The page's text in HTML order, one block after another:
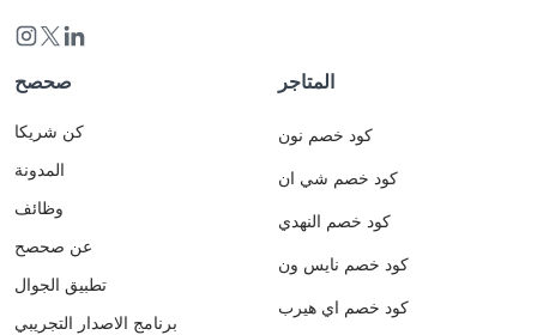
صحصح
كن شريكا
المدونة
وظائف
عن صحصح
تطبيق الجوال
برنامج الاصدار التجريبي
المتاجر
كود خصم نون
كود خصم شي ان
كود خصم النهدي
كود خصم نايس ون
كود خصم اي هيرب